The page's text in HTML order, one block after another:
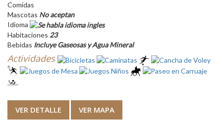
Comidas
Mascotas No aceptan
Idioma
Habitaciones 23
Bebidas Incluye Gaseosas y Agua Mineral
Actividades
VER DETALLE VER MAPA